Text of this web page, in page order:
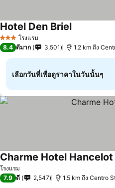
3 ดาว โรงแรม
Hotel Den Briel
8.4 ดีมาก 3,501 1.2 km ถึง
เลือกวันที่เพื่อดูราคาในวันนั้นๆ
โรงแรม
Charme Hotel Hancelot
7.9 ดี 2,547 1.5 km ถึง Centro